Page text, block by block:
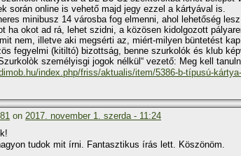
során online is vehető majd jegy ezzel a kártyával is.
minibusz 14 városba fog elmenni, ahol lehetőség
ha okot ad rá, lehet szidni, a közösen kidolgozott
nem, illetve aki megsérti az, miért-milyen büntetést
fegyelmi (kitiltó) bizottság, benne szurkolók és klub
személyisgi jogok nélkül“ vezető: Meg kell
index.php/friss/aktualis/item/5386-b-tí­pusú-
on 2017. november 1. szerda - 11:24
tudok mit í­rni. Fantasztikus í­rás lett. Köszönöm.